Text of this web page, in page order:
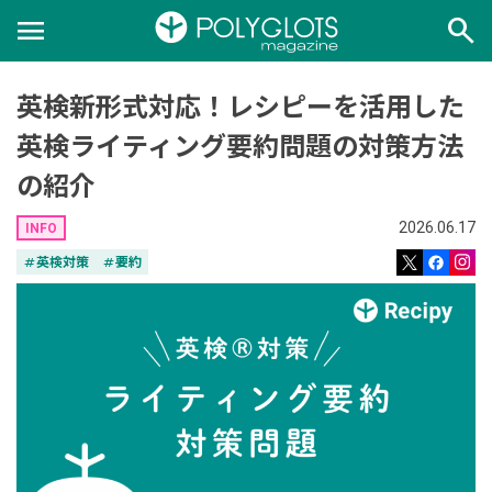
menu search
英検新形式対応！レシピーを活用した
英検ライティング要約問題の対策方法
の紹介
INFO 2026.06.17
tag英検対策 tag要約